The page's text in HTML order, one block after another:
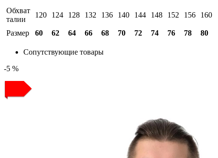
Обхват
талии
120 124 128 132 136 140 144 148 152 156 160
Размер 60 62 64 66 68 70 72 74 76 78 80
Сопутствующие товары
-5 %